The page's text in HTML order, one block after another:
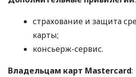
страхование и защита
карты;
консьерж-сервис.
Владельцам карт Mastercard: